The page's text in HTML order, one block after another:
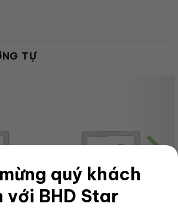
quý khách
với BHD Star
TỰ